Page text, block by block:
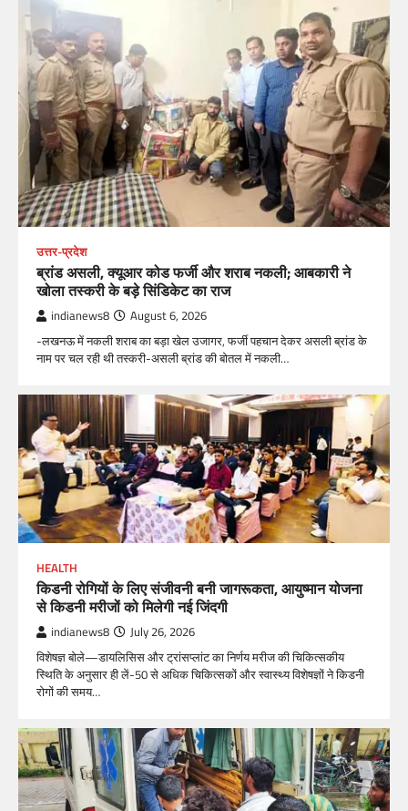
उत्तर-प्रदेश
ब्रांड असली, क्यूआर कोड फर्जी और शराब नकली; आबकारी ने
खोला तस्करी के बड़े सिंडिकेट का राज
indianews8 August 6, 2026
-लखनऊ में नकली शराब का बड़ा खेल उजागर, फर्जी पहचान देकर असली ब्रांड के
नाम पर चल रही थी तस्करी-असली ब्रांड की बोतल में नकली…
HEALTH
किडनी रोगियों के लिए संजीवनी बनी जागरूकता, आयुष्मान योजना
से किडनी मरीजों को मिलेगी नई जिंदगी
indianews8 July 26, 2026
विशेषज्ञ बोले—डायलिसिस और ट्रांसप्लांट का निर्णय मरीज की चिकित्सकीय
स्थिति के अनुसार ही लें-50 से अधिक चिकित्सकों और स्वास्थ्य विशेषज्ञों ने किडनी
रोगों की समय…